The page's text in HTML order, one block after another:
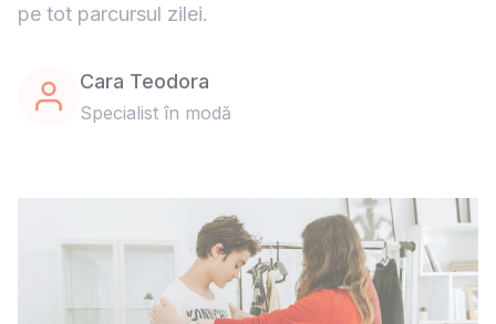
pe tot parcursul zilei.
Cara Teodora
Specialist în modă